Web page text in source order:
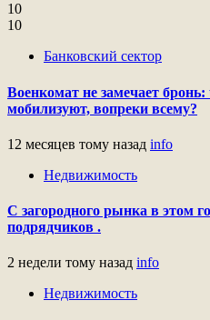
10
10
Банковский сектор
Военкомат не замечает бронь:
мобилизуют, вопреки всему?
12 месяцев тому назад info
Недвижимость
С загородного рынка в этом
подрядчиков .
2 недели тому назад info
Недвижимость